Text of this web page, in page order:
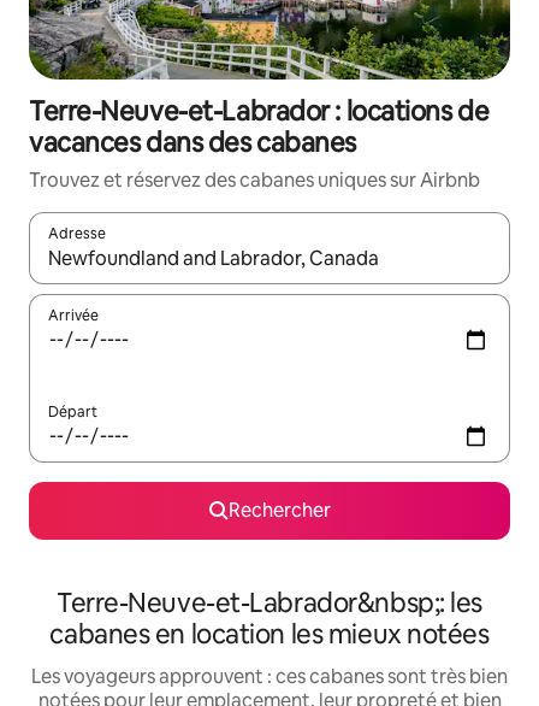
Terre-Neuve-et-Labrador : locations de
vacances dans des cabanes
Trouvez et réservez des cabanes uniques sur Airbnb
Adresse
Lorsque les résultats s'affichent, utilisez les flèches vers le
Arrivée
Départ
Rechercher
Terre-Neuve-et-Labrador&nbsp;: les
cabanes en location les mieux notées
Les voyageurs approuvent : ces cabanes sont très bien
notées pour leur emplacement, leur propreté et bien